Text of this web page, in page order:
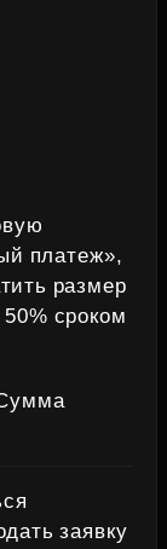
платеж»,
размер
сроком
заявку